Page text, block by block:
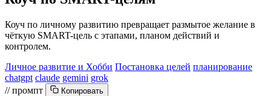
Коуч по личному развитию превращает размытое желание в
чёткую SMART-цель с этапами, планом действий и
контролем.
Личное развитие и Хобби Постановка целей планирование
chatgpt claude gemini grok
// промпт
Копировать